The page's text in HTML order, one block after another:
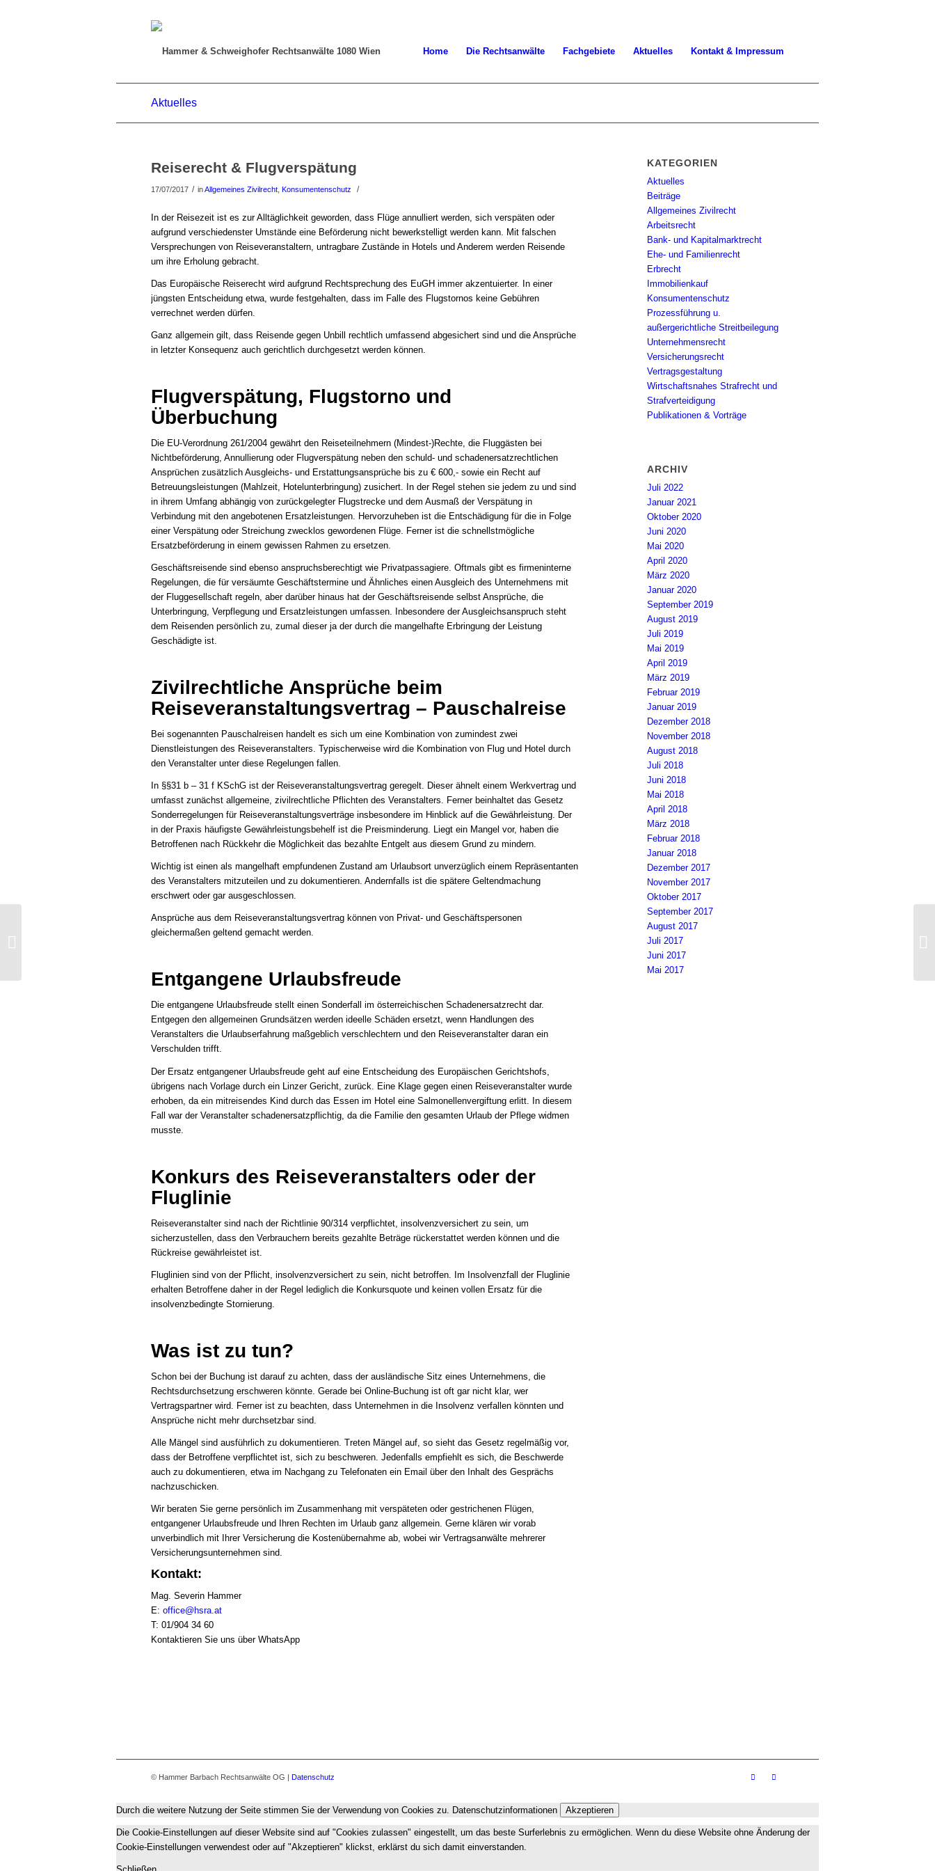
Home Die Rechtsanwälte Fachgebiete Aktuelles Kontakt & Impressum
Aktuelles
Reiserecht & Flugverspätung
17/07/2017 / inAllgemeines Zivilrecht Konsumentenschutz /
In der Reisezeit ist es zur Alltäglichkeit geworden, dass Flüge annulliert werden, sich verspäten oder
aufgrund verschiedenster Umstände eine Beförderung nicht bewerkstelligt werden kann. Mit falschen
Versprechungen von Reiseveranstaltern, untragbare Zustände in Hotels und Anderem werden Reisende
um ihre Erholung gebracht.
Das Europäische Reiserecht wird aufgrund Rechtsprechung des EuGH immer akzentuierter. In einer
jüngsten Entscheidung etwa, wurde festgehalten, dass im Falle des Flugstornos keine Gebühren
verrechnet werden dürfen.
Ganz allgemein gilt, dass Reisende gegen Unbill rechtlich umfassend abgesichert sind und die Ansprüche
in letzter Konsequenz auch gerichtlich durchgesetzt werden können.
Flugverspätung, Flugstorno und
Überbuchung
Die EU-Verordnung 261/2004 gewährt den Reiseteilnehmern (Mindest-)Rechte, die Fluggästen bei
Nichtbeförderung, Annullierung oder Flugverspätung neben den schuld- und schadenersatzrechtlichen
Ansprüchen zusätzlich Ausgleichs- und Erstattungsansprüche bis zu € 600,- sowie ein Recht auf
Betreuungsleistungen (Mahlzeit, Hotelunterbringung) zusichert. In der Regel stehen sie jedem zu und sind
in ihrem Umfang abhängig von zurückgelegter Flugstrecke und dem Ausmaß der Verspätung in
Verbindung mit den angebotenen Ersatzleistungen. Hervorzuheben ist die Entschädigung für die in Folge
einer Verspätung oder Streichung zwecklos gewordenen Flüge. Ferner ist die schnellstmögliche
Ersatzbeförderung in einem gewissen Rahmen zu ersetzen.
Geschäftsreisende sind ebenso anspruchsberechtigt wie Privatpassagiere. Oftmals gibt es firmeninterne
Regelungen, die für versäumte Geschäftstermine und Ähnliches einen Ausgleich des Unternehmens mit
der Fluggesellschaft regeln, aber darüber hinaus hat der Geschäftsreisende selbst Ansprüche, die
Unterbringung, Verpflegung und Ersatzleistungen umfassen. Inbesondere der Ausgleichsanspruch steht
dem Reisenden persönlich zu, zumal dieser ja der durch die mangelhafte Erbringung der Leistung
Geschädigte ist.
Zivilrechtliche Ansprüche beim
Reiseveranstaltungsvertrag – Pauschalreise
Bei sogenannten Pauschalreisen handelt es sich um eine Kombination von zumindest zwei
Dienstleistungen des Reiseveranstalters. Typischerweise wird die Kombination von Flug und Hotel durch
den Veranstalter unter diese Regelungen fallen.
In §§31 b – 31 f KSchG ist der Reiseveranstaltungsvertrag geregelt. Dieser ähnelt einem Werkvertrag und
umfasst zunächst allgemeine, zivilrechtliche Pflichten des Veranstalters. Ferner beinhaltet das Gesetz
Sonderregelungen für Reiseveranstaltungsverträge insbesondere im Hinblick auf die Gewährleistung. Der
in der Praxis häufigste Gewährleistungsbehelf ist die Preisminderung. Liegt ein Mangel vor, haben die
Betroffenen nach Rückkehr die Möglichkeit das bezahlte Entgelt aus diesem Grund zu mindern.
Wichtig ist einen als mangelhaft empfundenen Zustand am Urlaubsort unverzüglich einem Repräsentanten
des Veranstalters mitzuteilen und zu dokumentieren. Andernfalls ist die spätere Geltendmachung
erschwert oder gar ausgeschlossen.
Ansprüche aus dem Reiseveranstaltungsvertrag können von Privat- und Geschäftspersonen
gleichermaßen geltend gemacht werden.
Entgangene Urlaubsfreude
Die entgangene Urlaubsfreude stellt einen Sonderfall im österreichischen Schadenersatzrecht dar.
Entgegen den allgemeinen Grundsätzen werden ideelle Schäden ersetzt, wenn Handlungen des
Veranstalters die Urlaubserfahrung maßgeblich verschlechtern und den Reiseveranstalter daran ein
Verschulden trifft.
Der Ersatz entgangener Urlaubsfreude geht auf eine Entscheidung des Europäischen Gerichtshofs,
übrigens nach Vorlage durch ein Linzer Gericht, zurück. Eine Klage gegen einen Reiseveranstalter wurde
erhoben, da ein mitreisendes Kind durch das Essen im Hotel eine Salmonellenvergiftung erlitt. In diesem
Fall war der Veranstalter schadenersatzpflichtig, da die Familie den gesamten Urlaub der Pflege widmen
musste.
Konkurs des Reiseveranstalters oder der
Fluglinie
Reiseveranstalter sind nach der Richtlinie 90/314 verpflichtet, insolvenzversichert zu sein, um
sicherzustellen, dass den Verbrauchern bereits gezahlte Beträge rückerstattet werden können und die
Rückreise gewährleistet ist.
Fluglinien sind von der Pflicht, insolvenzversichert zu sein, nicht betroffen. Im Insolvenzfall der Fluglinie
erhalten Betroffene daher in der Regel lediglich die Konkursquote und keinen vollen Ersatz für die
insolvenzbedingte Stornierung.
Was ist zu tun?
Schon bei der Buchung ist darauf zu achten, dass der ausländische Sitz eines Unternehmens, die
Rechtsdurchsetzung erschweren könnte. Gerade bei Online-Buchung ist oft gar nicht klar, wer
Vertragspartner wird. Ferner ist zu beachten, dass Unternehmen in die Insolvenz verfallen könnten und
Ansprüche nicht mehr durchsetzbar sind.
Alle Mängel sind ausführlich zu dokumentieren. Treten Mängel auf, so sieht das Gesetz regelmäßig vor,
dass der Betroffene verpflichtet ist, sich zu beschweren. Jedenfalls empfiehlt es sich, die Beschwerde
auch zu dokumentieren, etwa im Nachgang zu Telefonaten ein Email über den Inhalt des Gesprächs
nachzuschicken.
Wir beraten Sie gerne persönlich im Zusammenhang mit verspäteten oder gestrichenen Flügen,
entgangener Urlaubsfreude und Ihren Rechten im Urlaub ganz allgemein. Gerne klären wir vorab
unverbindlich mit Ihrer Versicherung die Kostenübernahme ab, wobei wir Vertragsanwälte mehrerer
Versicherungsunternehmen sind.
Kontakt:
Mag. Severin Hammer
E: office@hsra.at
T: 01/904 34 60
Kontaktieren Sie uns über WhatsApp
KATEGORIEN
Aktuelles
Beiträge
Allgemeines Zivilrecht
Arbeitsrecht
Bank- und Kapitalmarktrecht
Ehe- und Familienrecht
Erbrecht
Immobilienkauf
Konsumentenschutz
Prozessführung u.
außergerichtliche Streitbeilegung
Unternehmensrecht
Versicherungsrecht
Vertragsgestaltung
Wirtschaftsnahes Strafrecht und
Strafverteidigung
Publikationen & Vorträge
ARCHIV
Juli 2022
Januar 2021
Oktober 2020
Juni 2020
Mai 2020
April 2020
März 2020
Januar 2020
September 2019
August 2019
Juli 2019
Mai 2019
April 2019
März 2019
Februar 2019
Januar 2019
Dezember 2018
November 2018
August 2018
Juli 2018
Juni 2018
Mai 2018
April 2018
März 2018
Februar 2018
Januar 2018
Dezember 2017
November 2017
Oktober 2017
September 2017
August 2017
Juli 2017
Juni 2017
Mai 2017
© Hammer Barbach Rechtsanwälte OG | Datenschutz
Fremdwährungskredit – Ende der
Durch die weitere Nutzung der Seite stimmen Sie der Verwendung von Cookies zu. Datenschutzinformationen Akzeptieren
Die Cookie-Einstellungen auf dieser Website sind auf "Cookies zulassen" eingestellt, um das beste Surferlebnis zu ermöglichen. Wenn du diese Website ohne Änderung der
Cookie-Einstellungen verwendest oder auf "Akzeptieren" klickst, erklärst du sich damit einverstanden.